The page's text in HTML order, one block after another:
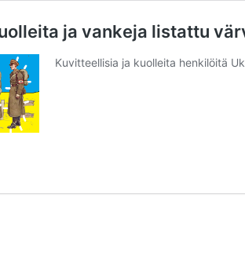
ja vankeja listattu
Kuvitteellisia ja kuolleita henkilöitä